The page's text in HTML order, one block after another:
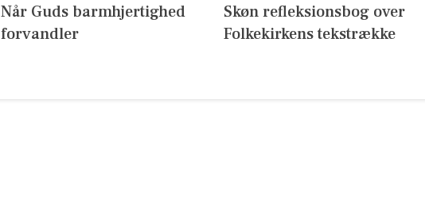
Når Guds barmhjertighed
forvandler
Skøn refleksionsbog over
Folkekirkens tekstrække